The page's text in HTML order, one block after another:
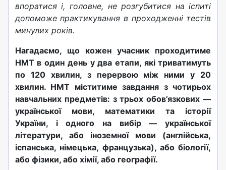
впоратися і, головне, не розгубитися на іспиті
допоможе практикування в проходженні тестів
минулих років.
Нагадаємо, що кожен учасник проходитиме
НМТ в один день у два етапи, які триватимуть
по 120 хвилин, з перервою між ними у 20
хвилин. НМТ міститиме завдання з чотирьох
навчальних предметів: з трьох обов’язкових —
української мови, математики та історії
України, і одного на вибір — української
літератури, або іноземної мови (англійська,
іспанська, німецька, французька), або біології,
або фізики, або хімії, або географії.